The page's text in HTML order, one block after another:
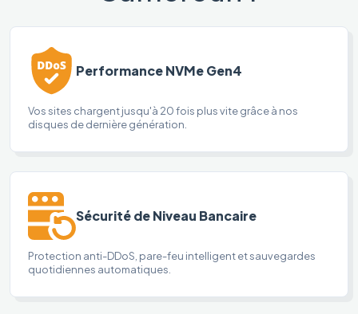
Performance NVMe Gen4
Vos sites chargent jusqu'à 20 fois plus vite grâce à nos
disques de dernière génération.
Sécurité de Niveau Bancaire
Protection anti-DDoS, pare-feu intelligent et sauvegardes
quotidiennes automatiques.